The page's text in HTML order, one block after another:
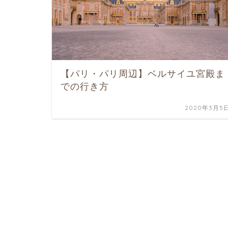
【パリ・パリ周辺】ベルサイユ宮殿ま
での行き方
2020年3月5